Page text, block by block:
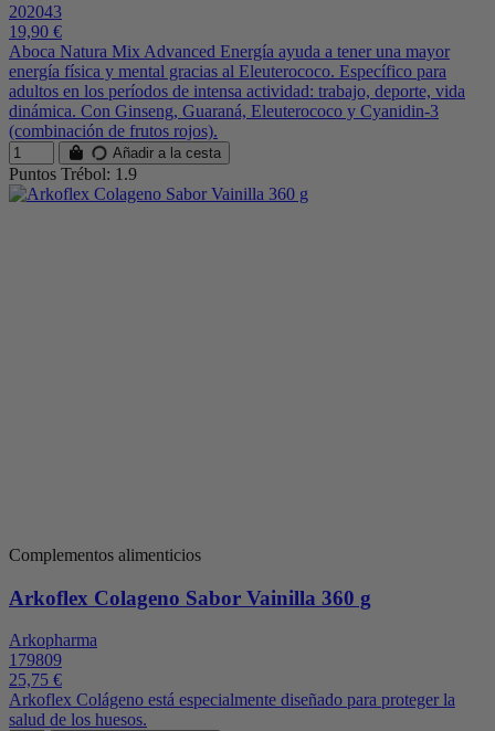
202043
19,90 €
Aboca Natura Mix Advanced Energía ayuda a tener una mayor
energía física y mental gracias al Eleuterococo. Específico para
adultos en los períodos de intensa actividad: trabajo, deporte, vida
dinámica. Con Ginseng, Guaraná, Eleuterococo y Cyanidin-3
(combinación de frutos rojos).
Añadir a la cesta
Puntos Trébol: 1.9
Complementos alimenticios
Arkoflex Colageno Sabor Vainilla 360 g
Arkopharma
179809
25,75 €
Arkoflex Colágeno está especialmente diseñado para proteger la
salud de los huesos.